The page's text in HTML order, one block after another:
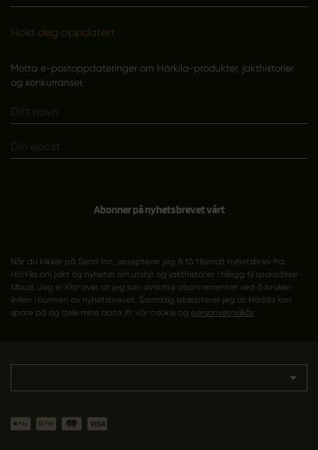
Hold deg oppdatert
Motta e-postoppdateringer om Härkila-produkter, jakthistorier
og konkurranser.
Abonner på nyhetsbrevet vårt
Når du klikker på Send Inn, aksepterer jeg å få tilsendt nyhetsbrev fra
Härkila om jakt og nyheter om utstyr og jakthistorier i tillegg til sporadiske
tilbud. Jeg er klar over at jeg kan avslutte abonnementet ved å bruken
linken i bunnen av nyhetsbrevet. Samtidig aksepterer jeg at Härkila kan
spare på og dele mine data jfr. vår cookie og personvernvilkår.